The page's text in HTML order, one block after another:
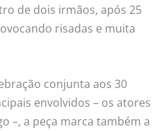
de dois irmãos, após 25
risadas e muita
conjunta aos 30
envolvidos – os atores
–, a peça marca também a